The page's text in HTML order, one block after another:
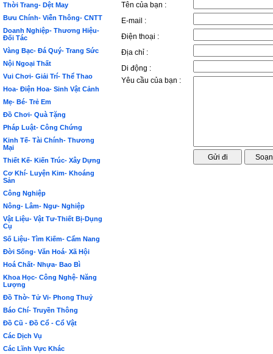
Thời Trang- Dệt May
Bưu Chính- Viễn Thông- CNTT
Doanh Nghiệp- Thương Hiệu-
Đối Tác
Vàng Bạc- Đá Quý- Trang Sức
Nội Ngoại Thất
Vui Chơi- Giải Trí- Thể Thao
Hoa- Điện Hoa- Sinh Vật Cảnh
Mẹ- Bé- Trẻ Em
Đồ Chơi- Quà Tặng
Pháp Luật- Công Chứng
Kinh Tế- Tài Chính- Thương
Mại
Thiết Kế- Kiến Trúc- Xây Dựng
Cơ Khí- Luyện Kim- Khoáng
Sản
Công Nghiệp
Nông- Lâm- Ngư- Nghiệp
Vật Liệu- Vật Tư-Thiết Bị-Dụng
Cụ
Số Liệu- Tìm Kiếm- Cẩm Nang
Đời Sống- Văn Hoá- Xã Hội
Hoá Chất- Nhựa- Bao Bì
Khoa Học- Công Nghệ- Năng
Lượng
Đồ Thờ- Tử Vi- Phong Thuỷ
Báo Chí- Truyền Thông
Đồ Cũ - Đồ Cổ - Cổ Vật
Các Dịch Vụ
Các Lĩnh Vực Khác
Tên của bạn :
E-mail :
Điện thoại :
Địa chỉ :
Di động :
Yêu cầu của bạn :